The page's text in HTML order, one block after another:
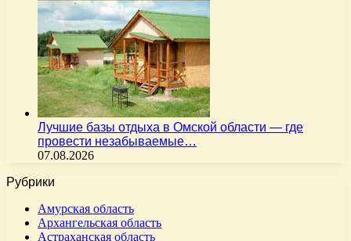
Лучшие базы отдыха в Омской области — где
провести незабываемые…
07.08.2026
Рубрики
Амурская область
Архангельская область
Астраханская область